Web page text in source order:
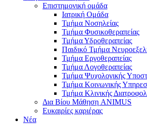
Επιστημονική ομάδα
Ιατρική Ομάδα
Τμήμα Νοσηλείας
Τμήμα Φυσικοθεραπείας
Τμήμα Υδροθεραπείας
Παιδικό Τμήμα
Τμήμα Εργοθεραπείας
Τμήμα Λογοθεραπείας
Τμήμα Ψυχολογικής
Τμήμα Κοινωνικής
Τμήμα Κλινικής
Δια Βίου Μάθηση ANIMUS
Ευκαιρίες καριέρας
Νέα